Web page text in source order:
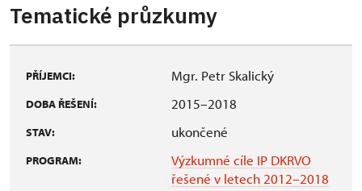
Tematické průzkumy
PŘÍJEMCI: Mgr. Petr Skalický
DOBA ŘEŠENÍ: 2015–2018
STAV: ukončené
PROGRAM:
Výzkumné cíle IP DKRVO
řešené v letech 2012–2018